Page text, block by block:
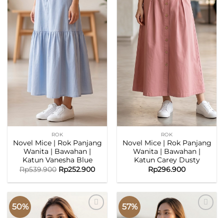
WISHLIST
ROK
Novel Mice | Rok Panjang
Wanita | Bawahan |
Katun Vanesha Blue
Rp539.900 Rp252.900
WISHLIST
ROK
Novel Mice | Rok Panjang
Wanita | Bawahan |
Katun Carey Dusty
Rp296.900
50% 57%